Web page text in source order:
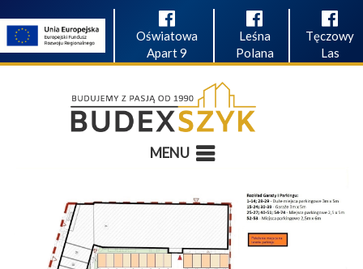
Oświatowa
Apart 9
Leśna
Polana
Tęczowy
Las
MENU